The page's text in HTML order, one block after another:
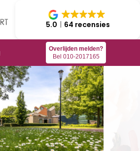
5.0 64 recensies
Overlijden melden?
Bel 010-2017165